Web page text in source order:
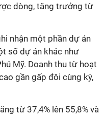
dòng, tăng trưởng từ
nhận một phần dự án
số dự án khác như
Mỹ. Doanh thu từ hoạt
gần gấp đôi cùng kỳ,
từ 37,4% lên 55,8% và